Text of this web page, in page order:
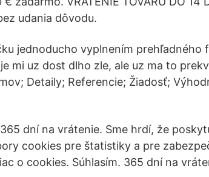
udania dôvodu.
jednoducho vyplnením prehľadného
mi uz dost dlho zle, ale uz ma to
Detaily; Referencie; Žiadosť;
dní na vrátenie. Sme hrdí, že
cookies pre štatistiky a pre
o cookies. Súhlasím. 365 dní na